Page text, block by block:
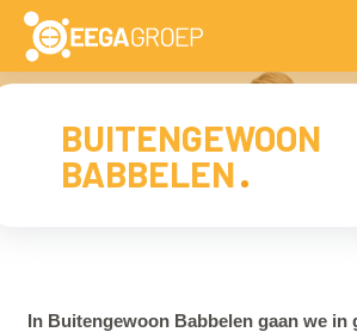
BUITENGEWOON
BABBELEN
In Buitengewoon Babbelen gaan we in